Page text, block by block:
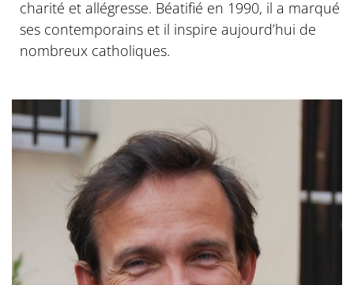
charité et allégresse. Béatifié en 1990, il a marqué
ses contemporains et il inspire aujourd’hui de
nombreux catholiques.